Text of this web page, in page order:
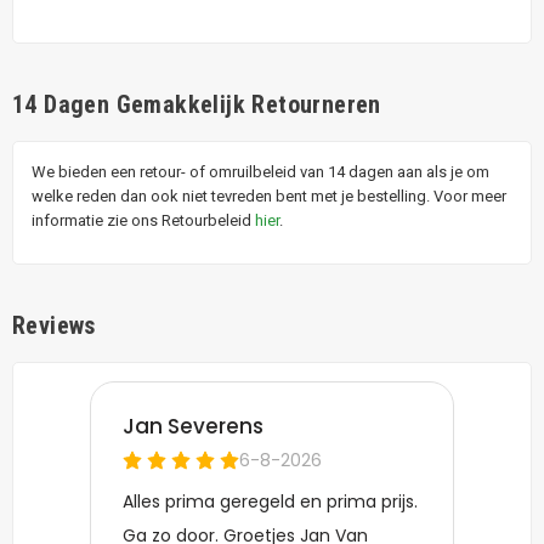
14 Dagen Gemakkelijk Retourneren
We bieden een retour- of omruilbeleid van 14 dagen aan als je om
welke reden dan ook niet tevreden bent met je bestelling. Voor meer
informatie zie ons Retourbeleid hier.
Reviews